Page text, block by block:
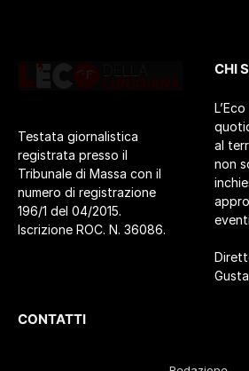
Testata giornalistica
registrata presso il
Tribunale di Massa con il
numero di registrazione
196/1 del 04/2015.
Iscrizione ROC. N. 36086.
CHI
al
non
CONTATTI